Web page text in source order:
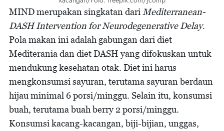
MIND merupakan singkatan dari Mediterranean-
DASH Intervention for Neurodegenerative Delay.
Pola makan ini adalah gabungan dari diet
Mediterania dan diet DASH yang difokuskan untuk
mendukung kesehatan otak. Diet ini harus
mengkonsumsi sayuran, terutama sayuran berdaun
hijau minimal 6 porsi/minggu. Selain itu, konsumsi
buah, terutama buah berry 2 porsi/minggu.
Konsumsi kacang-kacangan, biji-bijian, unggas,